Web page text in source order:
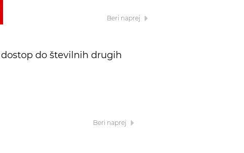
Beri naprej
do številnih drugih
Beri naprej